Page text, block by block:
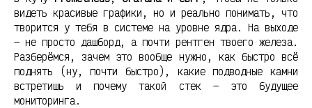
видеть красивые графики, но и реально понимать, что
творится у тебя в системе на уровне ядра. На выходе
— не просто дашборд, а почти рентген твоего железа.
Разберёмся, зачем это вообще нужно, как быстро всё
поднять (ну, почти быстро), какие подводные камни
встретишь и почему такой стек — это будущее
мониторинга.